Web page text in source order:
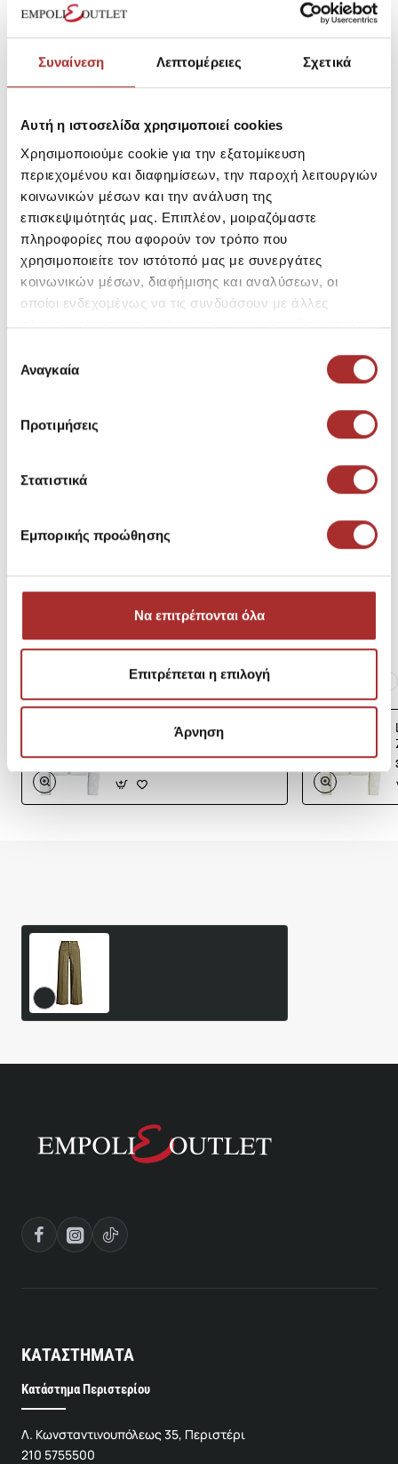
Συναίνεση Λεπτομέρειες Σχετικά
Αυτή η ιστοσελίδα χρησιμοποιεί cookies
Χρησιμοποιούμε cookie για την εξατομίκευση
περιεχομένου και διαφημίσεων, την παροχή λειτουργιών
κοινωνικών μέσων και την ανάλυση της
επισκεψιμότητάς μας. Επιπλέον, μοιραζόμαστε
πληροφορίες που αφορούν τον τρόπο που
χρησιμοποιείτε τον ιστότοπό μας με συνεργάτες
κοινωνικών μέσων, διαφήμισης και αναλύσεων, οι
οποίοι ενδεχομένως να τις συνδυάσουν με άλλες
πληροφορίες που τους έχετε παραχωρήσει ή τις οποίες
των υπηρεσιών τους.
συγκατάθεσης
Αναγκαία
Προτιμήσεις
Στατιστικά
Εμπορικής προώθησης
Να επιτρέπονται όλα
Επιτρέπεται η επιλογή
Άρνηση
Έχετε επιπλέον ερωτήσεις;
Τιμή Outlet:87,50€
Τιμή Καταλόγου:175,00€
Μέγεθος
Κωδικός Κατασκευαστή: -211844809001
Σύνθεση
Επιστροφές Προϊόντων
Ίδιο Brand
LAPIN HOUSE Βρεφική
Ζακέτα Πλεκτή
39,00€
ΚΑΤΑΣΤΗΜΑΤΑ
Κατάστημα Περιστερίου
Λ. Κωνσταντινουπόλεως 35, Περιστέρι
210 5755500